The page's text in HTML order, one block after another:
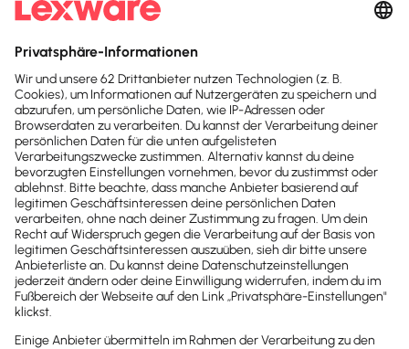
Unternehmensführung
DSGVO: Anforderungen & Aufgaben des
Datenschutz­beauftragten
Wann braucht dein Unternehmen laut DSGVO einen
Datenschutz­beauftragten und was sind seine
Risiken und Pflichten?
Lesezeit 7 Minuten